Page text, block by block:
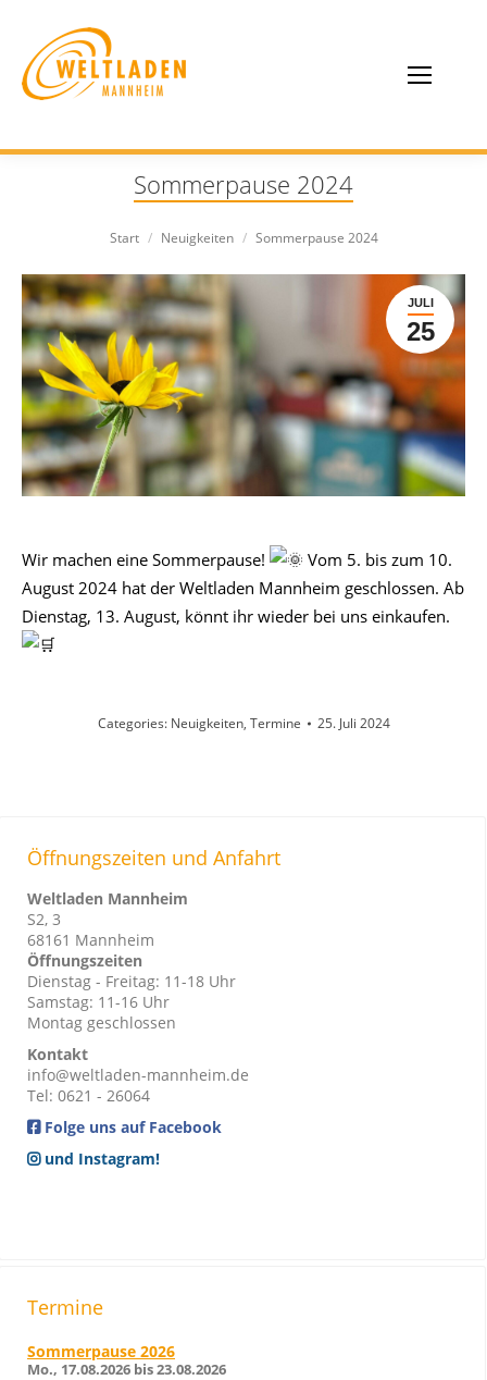
Sommerpause 2024
Sie befinden sich hier:
Start Neuigkeiten Sommerpause 2024
JULI
25
Wir machen eine Sommerpause!
Vom 5. bis zum 10.
August 2024 hat der Weltladen Mannheim geschlossen. Ab
Dienstag, 13. August, könnt ihr wieder bei uns einkaufen.
Categories: Neuigkeiten, Termine 25. Juli 2024
Öffnungszeiten und Anfahrt
Weltladen Mannheim
S2, 3
68161 Mannheim
Öffnungszeiten
Dienstag - Freitag: 11-18 Uhr
Samstag: 11-16 Uhr
Montag geschlossen
Kontakt
info@weltladen-mannheim.de
Tel: 0621 - 26064
Folge uns auf Facebook
und Instagram!
Termine
Sommerpause 2026
Mo., 17.08.2026 bis 23.08.2026